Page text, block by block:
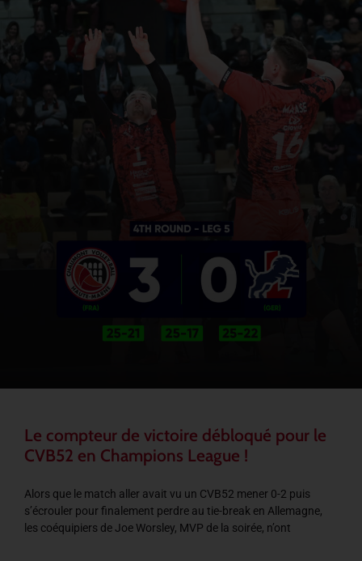
Le compteur de victoire débloqué pour le
CVB52 en Champions League !
Alors que le match aller avait vu un CVB52 mener 0-2 puis
s’écrouler pour finalement perdre au tie-break en Allemagne,
les coéquipiers de Joe Worsley, MVP de la soirée, n’ont